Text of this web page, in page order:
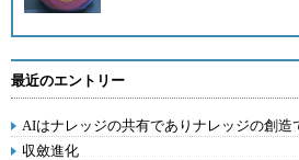
最近のエントリー
AIはナレッジの共有でありナレッジの創造
収斂進化